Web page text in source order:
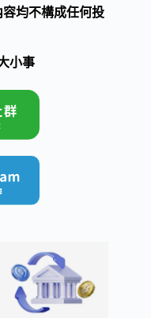
均不構成任何投
小事